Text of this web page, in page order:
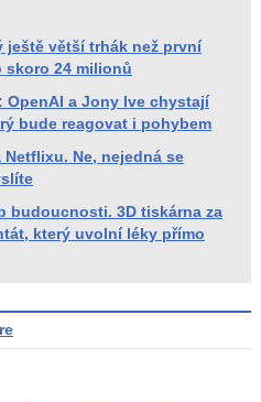
ještě větší trhák než první
skoro 24 milionů
a Jony Ive chystají
bude reagovat i pohybem
Netflixu. Ne, nejedná se
budoucnosti. 3D tiskárna za
který uvolní léky přímo